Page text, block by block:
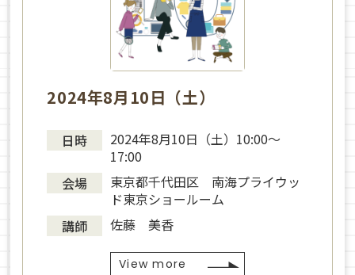
2024年8月10日（土）
日時
2024年8月10日（土）10:00〜
17:00
会場
東京都千代田区 南海プライウッ
ド東京ショールーム
講師
佐藤 美香
View more